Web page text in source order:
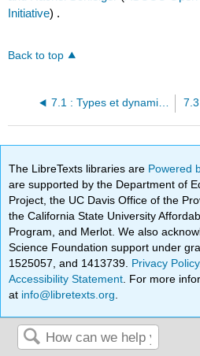
Initiative) .
Back to top
7.1 : Types et dynamiques d'écosystèmes
The LibreTexts libraries are Powered
are supported by the Department of
Project, the UC Davis Office of the
the California State University
Program, and Merlot. We also
Science Foundation support under
1525057, and 1413739. Privacy Policy
Accessibility Statement . For more
at info@libretexts.org